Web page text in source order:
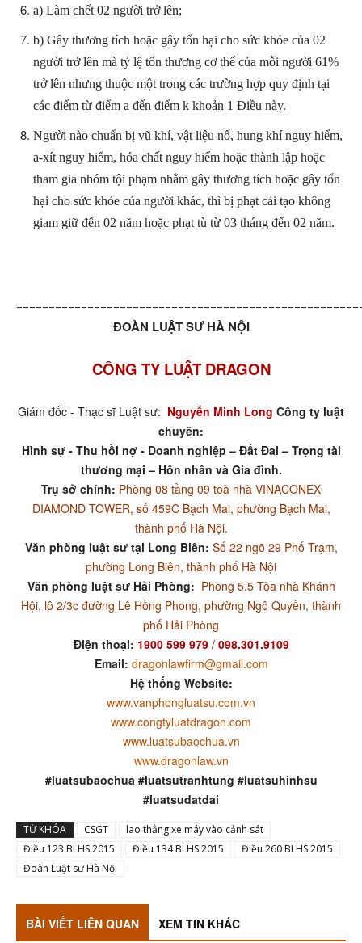
a) Làm chết 02 người trở lên;
b) Gây thương tích hoặc gây tổn hại cho sức khỏe của 02
người trở lên mà tỷ lệ tổn thương cơ thể của mỗi người 61%
trở lên nhưng thuộc một trong các trường hợp quy định tại
các điểm từ điểm a đến điểm k khoản 1 Điều này.
Người nào chuẩn bị vũ khí, vật liệu nổ, hung khí nguy hiểm,
a-xít nguy hiểm, hóa chất nguy hiểm hoặc thành lập hoặc
tham gia nhóm tội phạm nhằm gây thương tích hoặc gây tổn
hại cho sức khỏe của người khác, thì bị phạt cải tạo không
giam giữ đến 02 năm hoặc phạt tù từ 03 tháng đến 02 năm.
ĐOÀN LUẬT SƯ HÀ NỘI
CÔNG TY LUẬT DRAGON
Giám đốc - Thạc sĩ Luật sư: Nguyễn Minh Long Công ty luật
chuyên:
Hình sự - Thu hồi nợ - Doanh nghiệp – Đất Đai – Trọng tài
thương mại – Hôn nhân và Gia đình.
Trụ sở chính: Phòng 08 tầng 09 toà nhà VINACONEX
DIAMOND TOWER, số 459C Bạch Mai, phường Bạch Mai,
thành phố Hà Nội.
Văn phòng luật sư tại Long Biên: Số 22 ngõ 29 Phố Trạm,
phường Long Biên, thành phố Hà Nội
Văn phòng luật sư Hải Phòng: Phòng 5.5 Tòa nhà Khánh
Hội, lô 2/3c đường Lê Hồng Phong, phường Ngô Quyền, thành
phố Hải Phòng
Điện thoại: 1900 599 979/ 098.301.9109
Email: dragonlawfirm@gmail.com
Hệ thống Website:
www.vanphongluatsu.com.vn
www.congtyluatdragon.com
www.luatsubaochua.vn
www.dragonlaw.vn
#luatsubaochua #luatsutranhtung #luatsuhinhsu
#luatsudatdai
TỪ KHÓA CSGT
lao thẳng xe máy vào cảnh sát
Điều 123 BLHS 2015
Điều 134 BLHS 2015
Điều 260 BLHS 2015
Đoàn Luật sư Hà Nội
BÀI VIẾT LIÊN QUAN XEM TIN KHÁC